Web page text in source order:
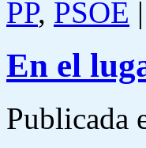
PP, PSOE |
En el
Publicada